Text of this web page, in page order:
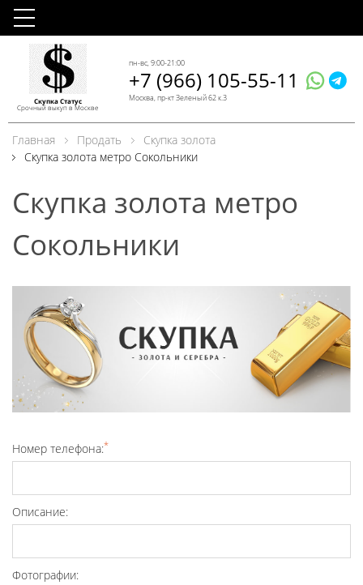
Скупка Статус
Срочный выкуп в Москве
пн-вс, 9:00-21:00
+7 (966) 105-55-11
Москва, пр-кт Зеленый 62 к.3
Главная Продать
Скупка золота
Скупка золота метро Сокольники
Скупка золота метро
Сокольники
Номер телефона:*
Описание:
Фотографии: